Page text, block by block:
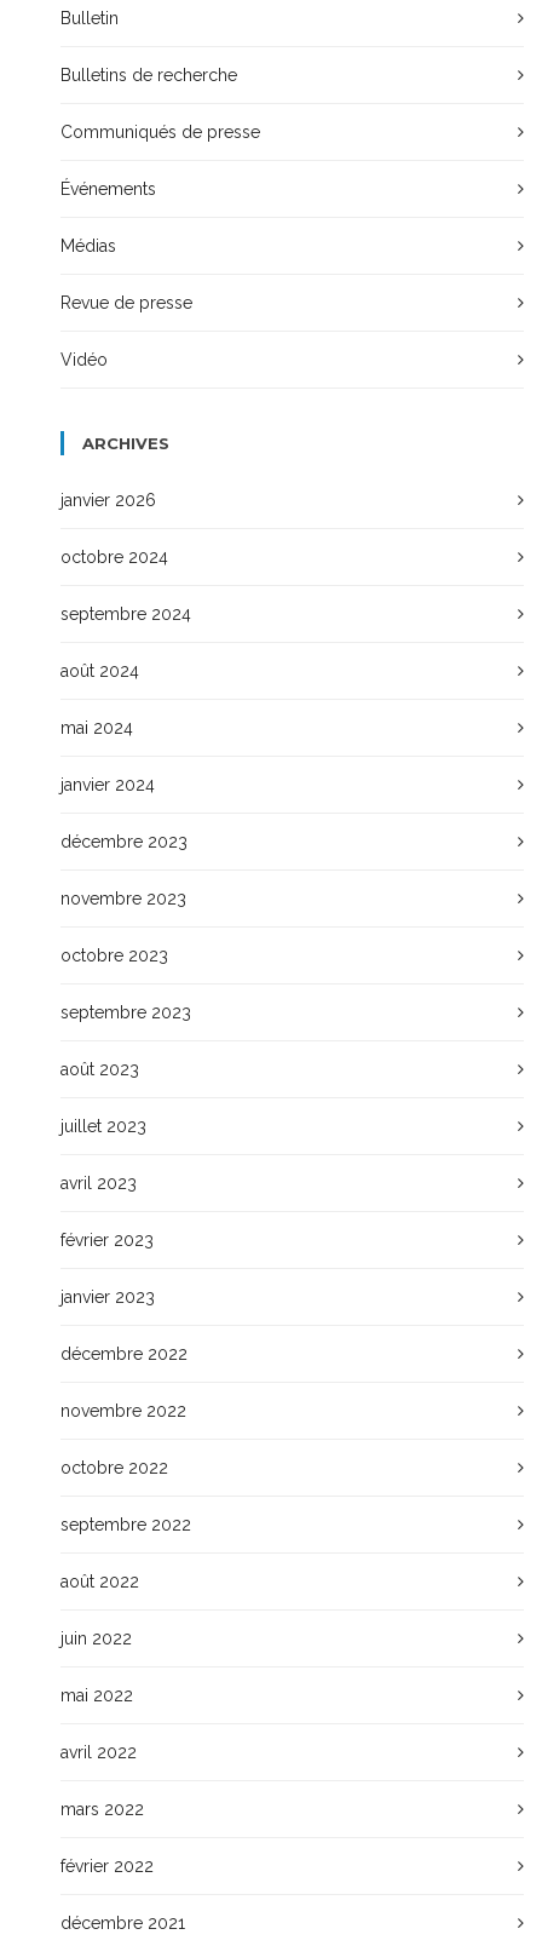
Bulletin
Bulletins de recherche
Communiqués de presse
Événements
Médias
Revue de presse
Vidéo
ARCHIVES
janvier 2026
octobre 2024
septembre 2024
août 2024
mai 2024
janvier 2024
décembre 2023
novembre 2023
octobre 2023
septembre 2023
août 2023
juillet 2023
avril 2023
février 2023
janvier 2023
décembre 2022
novembre 2022
octobre 2022
septembre 2022
août 2022
juin 2022
mai 2022
avril 2022
mars 2022
février 2022
décembre 2021